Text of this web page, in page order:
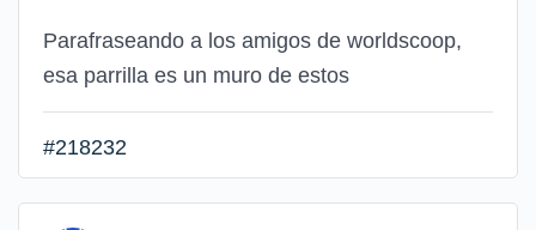
Parafraseando a los amigos de worldscoop,
esa parrilla es un muro de estos
#218232